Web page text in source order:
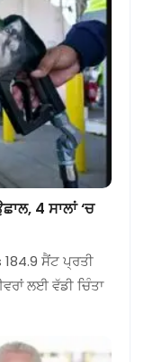
4 ਸਾਲਾਂ ‘ਚ
ਸੈਂਟ ਪ੍ਰਤੀ
ਲਈ ਵੱਡੀ ਚਿੰਤਾ